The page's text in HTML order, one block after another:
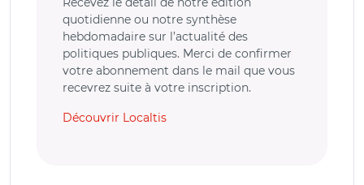
quotidienne ou notre synthèse
hebdomadaire sur l’actualité des
politiques publiques. Merci de confirmer
votre abonnement dans le mail que vous
recevrez suite à votre inscription.
Découvrir Localtis